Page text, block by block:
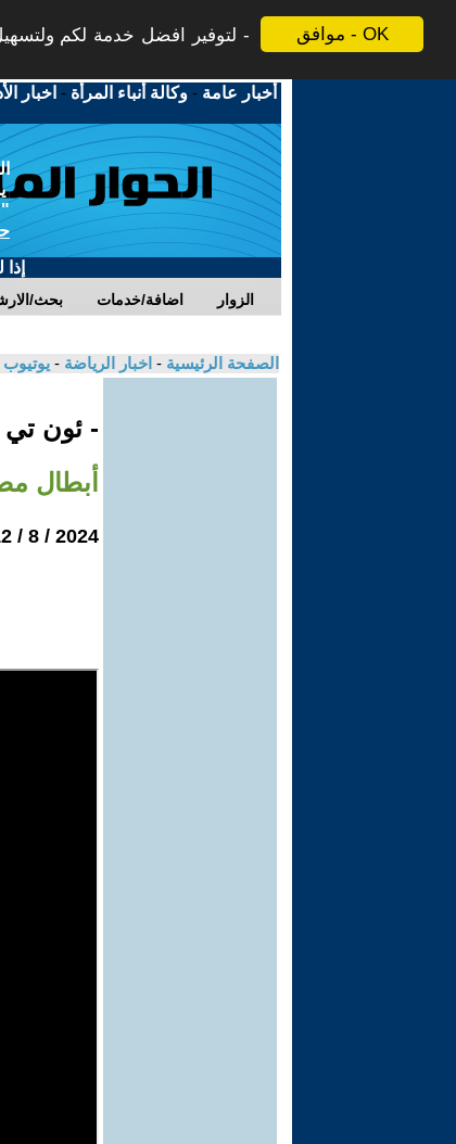
موافق - OK
لتوفير افضل خدمة لكم
أخبار عامة -وكالة أنباء المرأة - اخبار
بحث/ اضافة/خدمات الزوار
الصفحة الرئيسية - اخبار الرياضة - يوتيوب
- ئون
أبطال
2024 / 8 / 12